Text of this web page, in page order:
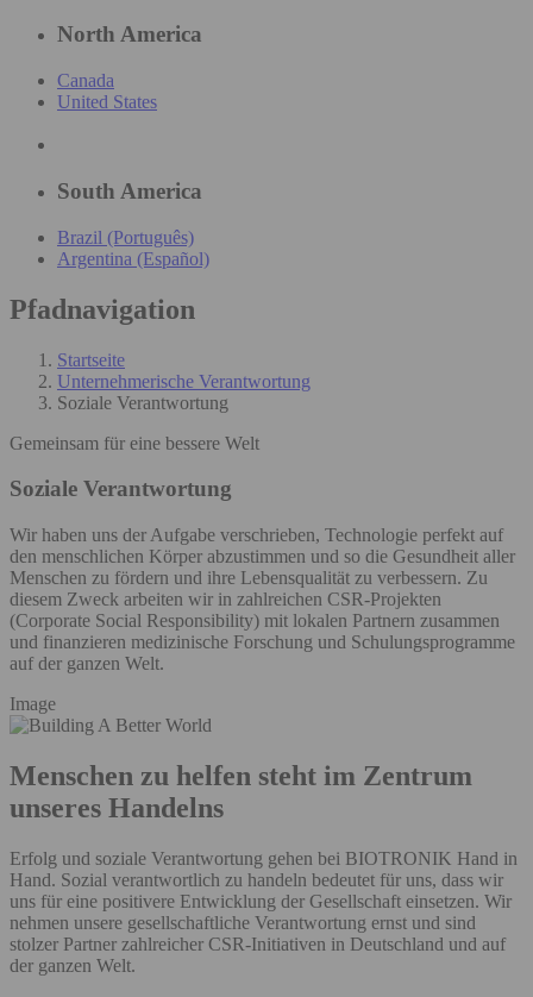
North America
Canada
United States
South America
Brazil (Português)
Argentina (Español)
Pfadnavigation
Startseite
Unternehmerische Verantwortung
Soziale Verantwortung
Gemeinsam für eine bessere Welt
Soziale Verantwortung
Wir haben uns der Aufgabe verschrieben, Technologie perfekt auf
den menschlichen Körper abzustimmen und so die Gesundheit aller
Menschen zu fördern und ihre Lebensqualität zu verbessern. Zu
diesem Zweck arbeiten wir in zahlreichen CSR-Projekten
(Corporate Social Responsibility) mit lokalen Partnern zusammen
und finanzieren medizinische Forschung und Schulungsprogramme
auf der ganzen Welt.
Image
Menschen zu helfen steht im Zentrum
unseres Handelns
Erfolg und soziale Verantwortung gehen bei BIOTRONIK Hand in
Hand. Sozial verantwortlich zu handeln bedeutet für uns, dass wir
uns für eine positivere Entwicklung der Gesellschaft einsetzen. Wir
nehmen unsere gesellschaftliche Verantwortung ernst und sind
stolzer Partner zahlreicher CSR-Initiativen in Deutschland und auf
der ganzen Welt.